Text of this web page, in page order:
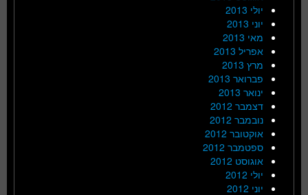
יולי 2013
יוני 2013
מאי 2013
אפריל 2013
מרץ 2013
פברואר 2013
ינואר 2013
דצמבר 2012
נובמבר 2012
אוקטובר 2012
ספטמבר 2012
אוגוסט 2012
יולי 2012
יוני 2012